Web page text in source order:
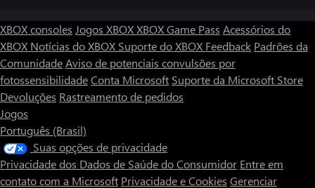
XBOX consoles Jogos XBOXXBOX Game Pass Acessórios do
XBOX Notícias do XBOX Suporte do XBOX Feedback Padrões da
ComunidadeAviso de potenciais convulsões por
fotossensibilidadeConta Microsoft Suporte da Microsoft Store
Devoluções Rastreamento de pedidos
Jogos
Português (Brasil)
Suas opções de privacidade
Privacidade dos Dados de Saúde do Consumidor Entre em
contato com a Microsoft Privacidade e Cookies Gerenciar